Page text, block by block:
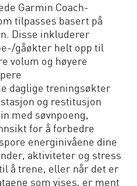
Garmin Coach-
tilpasses basert på
Disse inkluderer
gåøkter helt opp til
volum og høyere
daglige treningsøkter
og restitusjon
med søvnpoeng,
for å forbedre
energinivåene dine
aktiviteter og stress
å trene, eller når det er
som vises, er ment